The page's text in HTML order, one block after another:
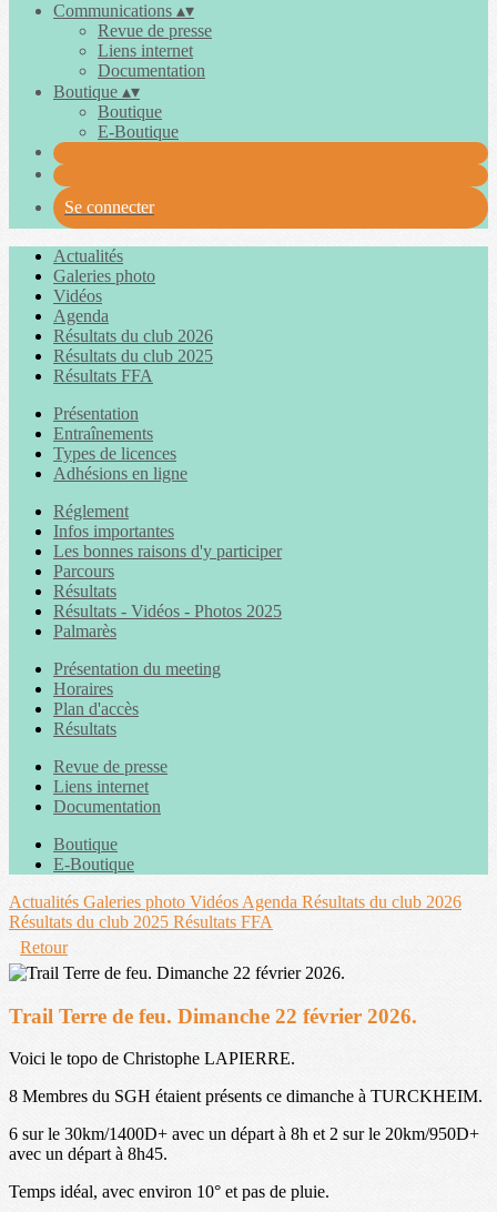
Communications ▴▾
Revue de presse
Liens internet
Documentation
Boutique ▴▾
Boutique
E-Boutique
Se connecter
Actualités
Galeries photo
Vidéos
Agenda
Résultats du club 2026
Résultats du club 2025
Résultats FFA
Présentation
Entraînements
Types de licences
Adhésions en ligne
Réglement
Infos importantes
Les bonnes raisons d'y participer
Parcours
Résultats
Résultats - Vidéos - Photos 2025
Palmarès
Présentation du meeting
Horaires
Plan d'accès
Résultats
Revue de presse
Liens internet
Documentation
Boutique
E-Boutique
Actualités Galeries photo Vidéos Agenda Résultats du club 2026
Résultats du club 2025 Résultats FFA
Retour
Trail Terre de feu. Dimanche 22 février 2026.
Voici le topo de Christophe LAPIERRE.
8 Membres du SGH étaient présents ce dimanche à TURCKHEIM.
6 sur le 30km/1400D+ avec un départ à 8h et 2 sur le 20km/950D+
avec un départ à 8h45.
Temps idéal, avec environ 10° et pas de pluie.